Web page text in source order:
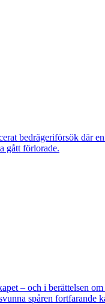
bedrägeriförsök där
gått förlorade.
– och i berättelsen
spåren fortfarande